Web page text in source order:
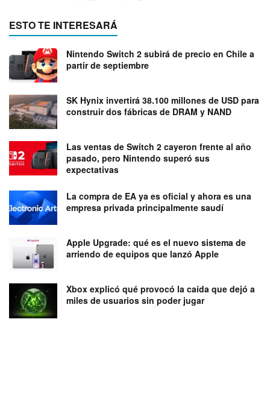
ESTO TE INTERESARÁ
Nintendo Switch 2 subirá de precio en Chile a
partir de septiembre
SK Hynix invertirá 38.100 millones de USD para
construir dos fábricas de DRAM y NAND
Las ventas de Switch 2 cayeron frente al año
pasado, pero Nintendo superó sus
expectativas
La compra de EA ya es oficial y ahora es una
empresa privada principalmente saudí
Apple Upgrade: qué es el nuevo sistema de
arriendo de equipos que lanzó Apple
Xbox explicó qué provocó la caída que dejó a
miles de usuarios sin poder jugar